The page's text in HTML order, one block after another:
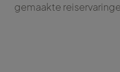
gemaakte